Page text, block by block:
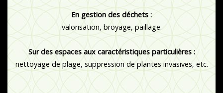
En gestion des déchets :
valorisation, broyage, paillage.
Sur des espaces aux caractéristiques particulières :
nettoyage de plage, suppression de plantes invasives, etc.